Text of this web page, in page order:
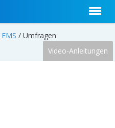
EMS / Umfragen
Video-Anleitungen